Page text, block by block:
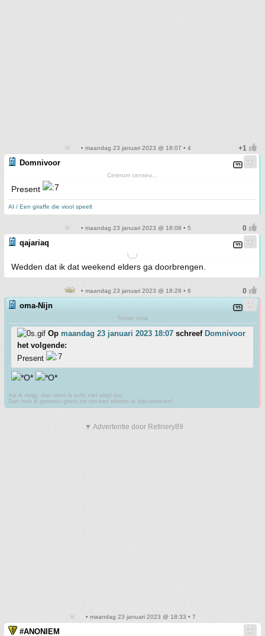
• maandag 23 januari 2023 @ 18:07 • 4
Domnivoor
Ceterum censeo...
Present
AI / Een giraffe die viool speelt
• maandag 23 januari 2023 @ 18:08 • 5
qajariaq
\__/
Wedden dat ik dat weekend elders ga doorbrengen.
• maandag 23 januari 2023 @ 18:28 • 6
oma-Nijn
Trotse oma
Op maandag 23 januari 2023 18:07 schreef Domnivoor
het volgende:
Present
Als ik zwijg, dan stem ik echt niet altijd toe.
Dan heb ik gewoon geen zin om met idioten te discussiëren!
▼ Advertentie door Refinery89
• maandag 23 januari 2023 @ 18:33 • 7
#ANONIEM